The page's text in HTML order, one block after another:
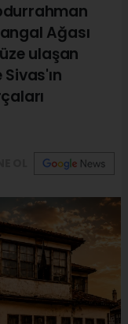
Ağası
ulaşan